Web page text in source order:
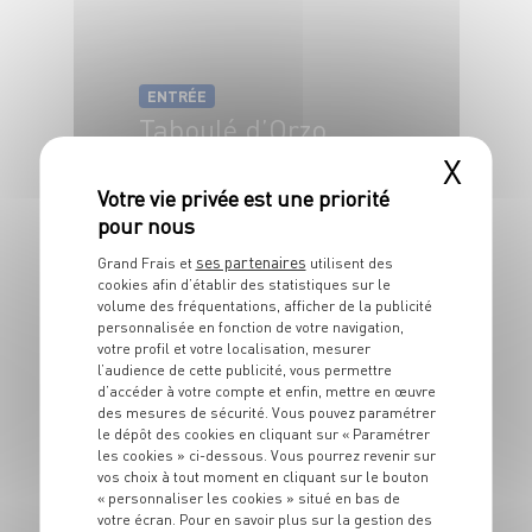
ENTRÉE
Taboulé d’Orzo
poulpe
ENTRÉE
Velouté de cresson
X
Grand Frais et ses partenaires utilisent des
cookies afin d’établir des statistiques sur le
volume des fréquentations, afficher de la publicité
personnalisée en fonction de votre navigation,
votre profil et votre localisation, mesurer
l’audience de cette publicité, vous permettre
d’accéder à votre compte et enfin, mettre en œuvre
des mesures de sécurité. Vous pouvez paramétrer
le dépôt des cookies en cliquant sur « Paramétrer
les cookies » ci-dessous. Vous pourrez revenir sur
vos choix à tout moment en cliquant sur le bouton
« personnaliser les cookies » situé en bas de
votre écran. Pour en savoir plus sur la gestion des